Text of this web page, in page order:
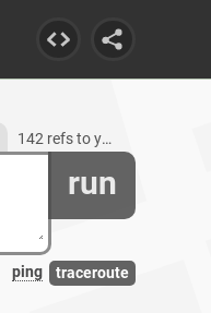
run
ping traceroute
142 refs to youngtube.in, 3 subdomains